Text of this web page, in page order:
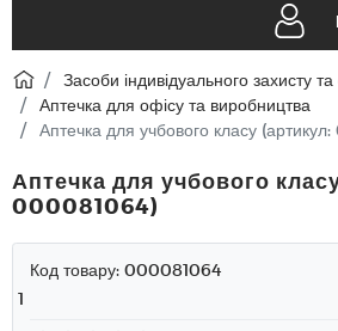
Засоби індивідуального захисту та
Аптечка для офісу та виробництва
Аптечка для учбового класу
Аптечка для учбового
000081064)
Код товару: 000081064
1